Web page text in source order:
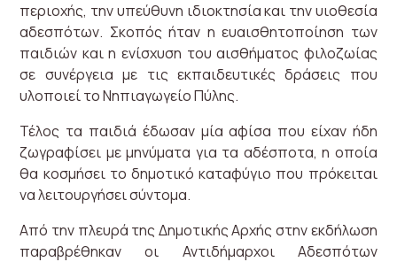
περιοχής, την υπεύθυνη ιδιοκτησία και την υιοθεσία
αδεσπότων. Σκοπός ήταν η ευαισθητοποίηση των
παιδιών και η ενίσχυση του αισθήματος φιλοζωίας
σε συνέργεια με τις εκπαιδευτικές δράσεις που
υλοποιεί το Νηπιαγωγείο Πύλης.
Τέλος τα παιδιά έδωσαν μία αφίσα που είχαν ήδη
ζωγραφίσει με μηνύματα για τα αδέσποτα, η οποία
θα κοσμήσει το δημοτικό καταφύγιο που πρόκειται
να λειτουργήσει σύντομα.
Από την πλευρά της Δημοτικής Αρχής στην εκδήλωση
παραβρέθηκαν οι Αντιδήμαρχοι Αδεσπότων